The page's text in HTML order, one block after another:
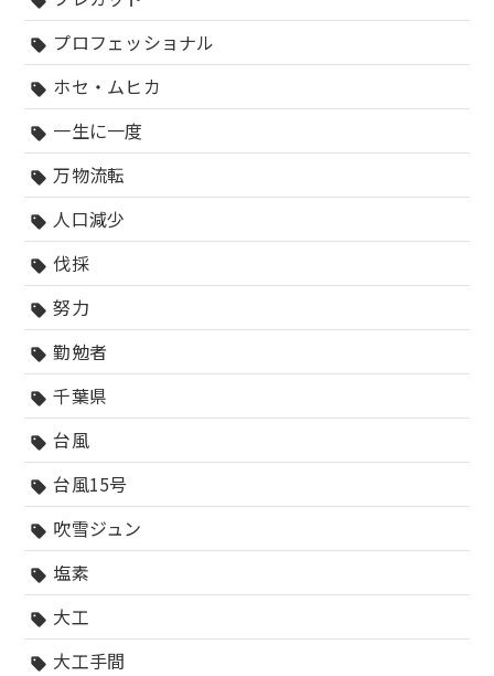
sell プロフェッショナル
sell ホセ・ムヒカ
sell 一生に一度
sell 万物流転
sell 人口減少
sell 伐採
sell 努力
sell 勤勉者
sell 千葉県
sell 台風
sell 台風15号
sell 吹雪ジュン
sell 塩素
sell 大工
sell 大工手間